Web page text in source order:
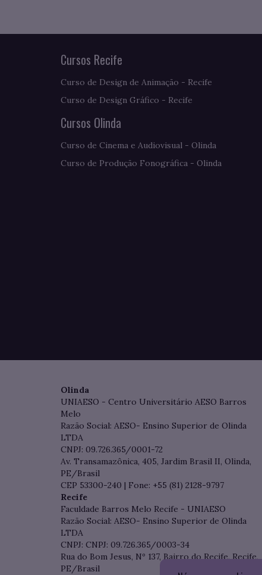
Cursos Recife
Curso de Design de Animação - Recife
Curso de Design Gráfico - Recife
Cursos Olinda
Curso de Cinema e Audiovisual - Olinda
Curso de Produção Fonográfica - Olinda
Olinda
UNIAESO - Centro Universitário AESO Barros
Melo
Razão Social: AESO- Ensino Superior de Olinda
LTDA
CNPJ: 09.726.365/0001-72
Av. Transamazônica, 405, Jardim Brasil II, Olinda,
PE/Brasil
CEP 53300-240 | Fone: +55 (81) 2128-9797
Recife
Faculdade Barros Melo Recife - UNIAESO
Razão Social: AESO- Ensino Superior de Olinda
LTDA
CNPJ: CNPJ: 09.726.365/0003-34
Rua do Bom Jesus, Nº 137, Bairro do Recife, Recife,
PE/Brasil